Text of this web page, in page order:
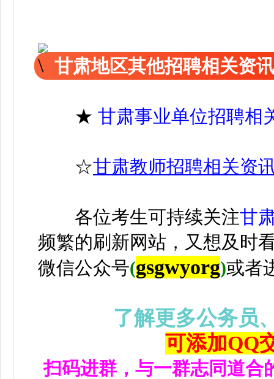
甘肃地区其他招聘相关资
★ 甘肃事业单位招聘相
☆甘肃教师招聘相关资
各位考生可持续关注甘
频繁的刷新网站，又想及时
微信公众号(gsgwyorg)或者
了解更多公务员
可添加QQ
扫码进群，与一群志同道合